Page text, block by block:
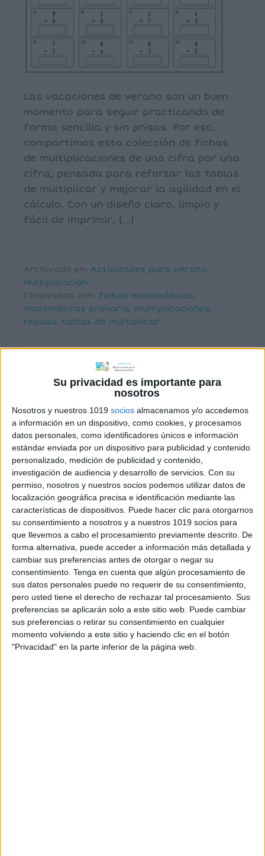
Su privacidad es importante para
nosotros
Nosotros y nuestros 1019 socios almacenamos y/o accedemos
a información en un dispositivo, como cookies, y procesamos
datos personales, como identificadores únicos e información
estándar enviada por un dispositivo para publicidad y contenido
personalizado, medición de publicidad y contenido,
investigación de audiencia y desarrollo de servicios. Con su
permiso, nosotros y nuestros socios podemos utilizar datos de
localización geográfica precisa e identificación mediante las
características de dispositivos. Puede hacer clic para otorgarnos
su consentimiento a nosotros y a nuestros 1019 socios para
que llevemos a cabo el procesamiento previamente descrito. De
forma alternativa, puede acceder a información más detallada y
cambiar sus preferencias antes de otorgar o negar su
consentimiento. Tenga en cuenta que algún procesamiento de
sus datos personales puede no requerir de su consentimiento,
pero usted tiene el derecho de rechazar tal procesamiento. Sus
preferencias se aplicarán solo a este sitio web. Puede cambiar
sus preferencias o retirar su consentimiento en cualquier
momento volviendo a este sitio y haciendo clic en el botón
"Privacidad" en la parte inferior de la página web.
Las vacaciones de verano son un buen
momento para seguir practicando de
forma sencilla y sin prisas. Por eso,
compartimos esta colección de fichas
de multiplicaciones de una cifra por una
cifra, pensada para reforzar las tablas
de multiplicar y mejorar la agilidad en el
cálculo. Con un diseño claro, limpio y
fácil de imprimir, […]
Archivado en: Actividades para verano,
Multiplicación
Etiquetado con: fichas matemáticas,
matemáticas primaria, multiplicaciones,
repaso, tablas de multiplicar
Explora tu
imaginación
inventando historias
veraniegas
2 julio, 2026 byMaría Dejar un comentario
Antes de empezar
las vacaciones o
durante cualquier
momento del
verano, es una
excelente
oportunidad para
fomentar la
creatividad y la
expresión escrita.